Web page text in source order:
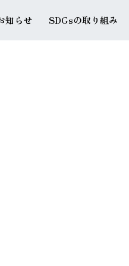
知らせ
SDGsの取り組み